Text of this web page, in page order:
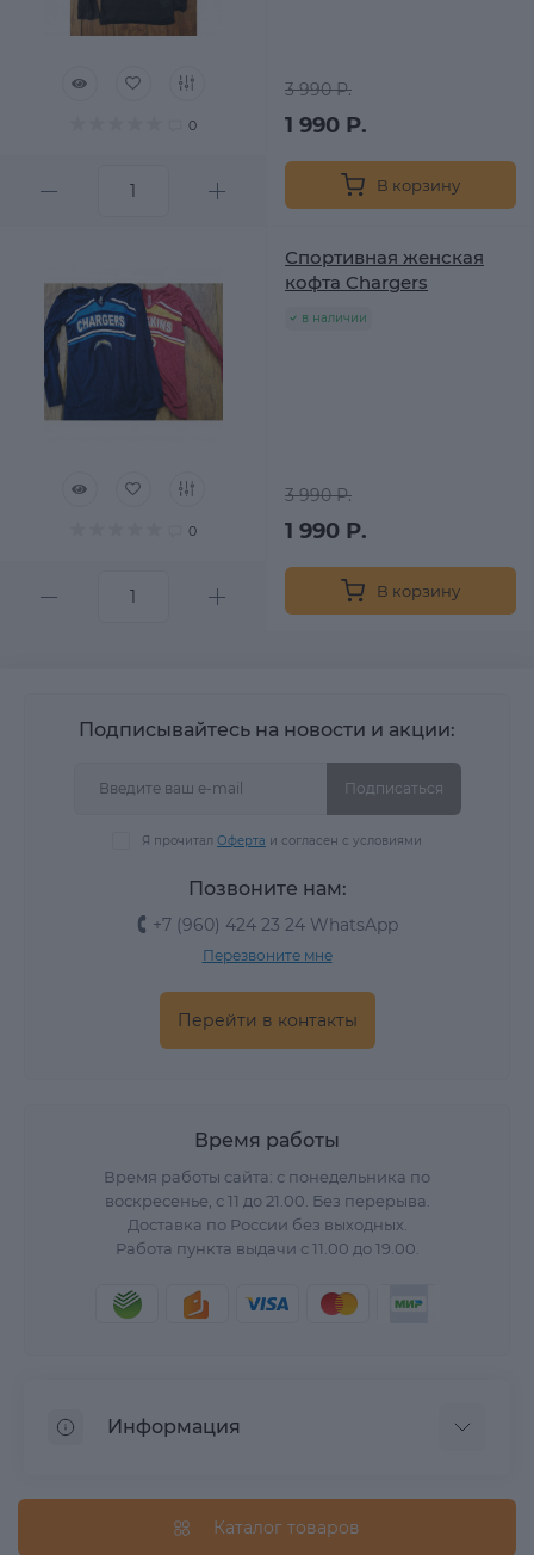
0
3 990 Р.
1 990 Р.
В корзину
0
Спортивная женская
кофта Chargers
в наличии
3 990 Р.
1 990 Р.
В корзину
Подписывайтесь на новости и акции:
Подписаться
Я прочитал Оферта и согласен с условиями
Позвоните нам:
+7 (960) 424 23 24 WhatsApp
Перезвоните мне
Перейти в контакты
Время работы
Время работы сайта: с понедельника по
воскресенье, с 11 до 21.00. Без перерыва.
Доставка по России без выходных.
Работа пункта выдачи с 11.00 до 19.00.
Информация
Каталог товаров